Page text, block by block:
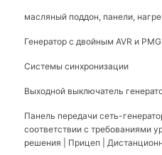
масляный поддон, панели,
Генератор с двойным AVR и PMG
Системы синхронизации
Выходной выключатель
Панель передачи сеть-
соответствии с требованиями
решения | Прицеп |